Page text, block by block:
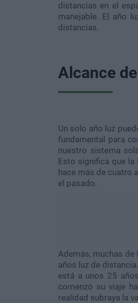
distancias en el
manejable. El año
distancias.
Alcance
Un solo año luz
fundamental para
nuestro sistema
Esto significa que la
hace más de cuatro
el pasado.
Además, muchas
años luz de
está a unos 25
comenzó su viaje
realidad subraya la